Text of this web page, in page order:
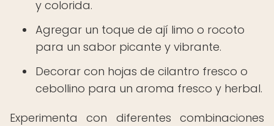
y colorida.
Agregar un toque de ají limo o rocoto
para un sabor picante y vibrante.
Decorar con hojas de cilantro fresco o
cebollino para un aroma fresco y herbal.
Experimenta con diferentes combinaciones